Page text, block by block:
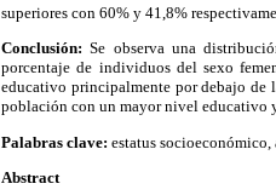
superiores con 60% y 41,8%
Conclusión: Se observa una
porcentaje de individuos del sexo
educativo principalmente por debajo de
población con un mayor nivel educativo
Palabras clave: estatus
Abstract